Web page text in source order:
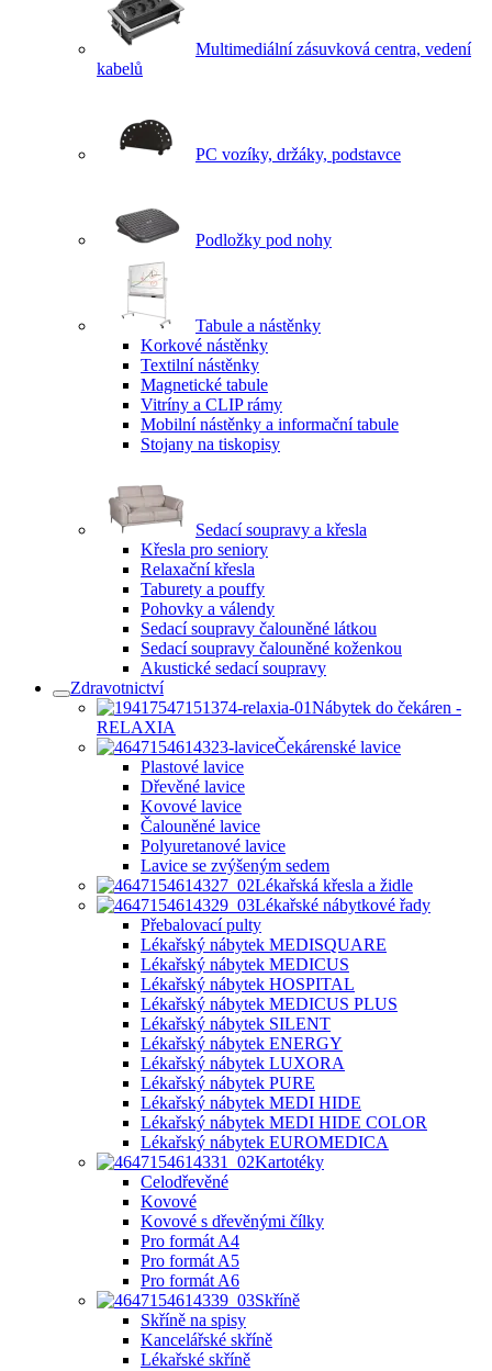
Multimediální zásuvková centra, vedení
kabelů
PC vozíky, držáky, podstavce
Podložky pod nohy
Tabule a nástěnky
Korkové nástěnky
Textilní nástěnky
Magnetické tabule
Vitríny a CLIP rámy
Mobilní nástěnky a informační tabule
Stojany na tiskopisy
Sedací soupravy a křesla
Křesla pro seniory
Relaxační křesla
Taburety a pouffy
Pohovky a válendy
Sedací soupravy čalouněné látkou
Sedací soupravy čalouněné koženkou
Akustické sedací soupravy
Zdravotnictví
Nábytek do čekáren -
RELAXIA
Čekárenské lavice
Plastové lavice
Dřevěné lavice
Kovové lavice
Čalouněné lavice
Polyuretanové lavice
Lavice se zvýšeným sedem
Lékařská křesla a židle
Lékařské nábytkové řady
Přebalovací pulty
Lékařský nábytek MEDISQUARE
Lékařský nábytek MEDICUS
Lékařský nábytek HOSPITAL
Lékařský nábytek MEDICUS PLUS
Lékařský nábytek SILENT
Lékařský nábytek ENERGY
Lékařský nábytek LUXORA
Lékařský nábytek PURE
Lékařský nábytek MEDI HIDE
Lékařský nábytek MEDI HIDE COLOR
Lékařský nábytek EUROMEDICA
Kartotéky
Celodřevěné
Kovové
Kovové s dřevěnými čílky
Pro formát A4
Pro formát A5
Pro formát A6
Skříně
Skříně na spisy
Kancelářské skříně
Lékařské skříně